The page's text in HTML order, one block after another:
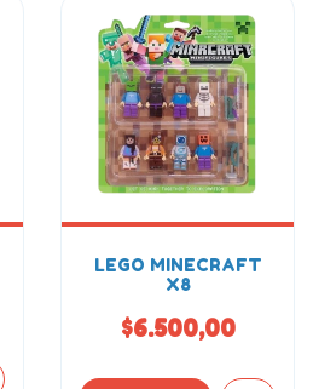
LEGO MINECRAFT
X8
$6.500,00